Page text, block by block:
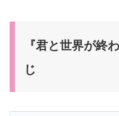
『君と世界が終
じ